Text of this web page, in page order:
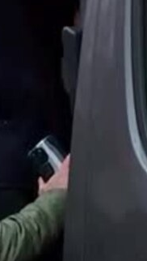
эмас